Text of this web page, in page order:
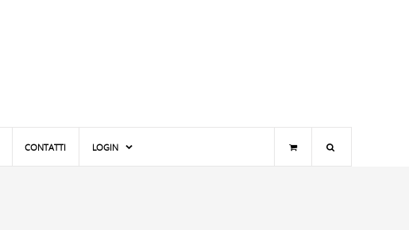
CONTATTI LOGIN